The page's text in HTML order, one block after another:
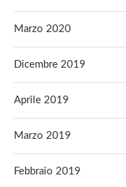
Marzo 2020
Dicembre 2019
Aprile 2019
Marzo 2019
Febbraio 2019